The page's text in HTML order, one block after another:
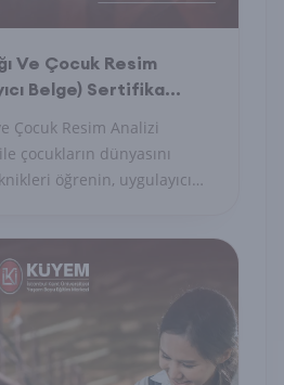
Ve Çocuk Resim
Belge) Sertifika
Çocuk Resim Analizi
çocukların dünyasını
öğrenin, uygulayıcı